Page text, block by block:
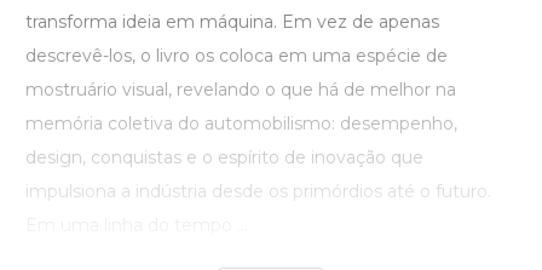
transforma ideia em máquina. Em vez de apenas
descrevê-los, o livro os coloca em uma espécie de
mostruário visual, revelando o que há de melhor na
memória coletiva do automobilismo: desempenho,
design, conquistas e o espírito de inovação que
impulsiona a indústria desde os primórdios até o futuro.